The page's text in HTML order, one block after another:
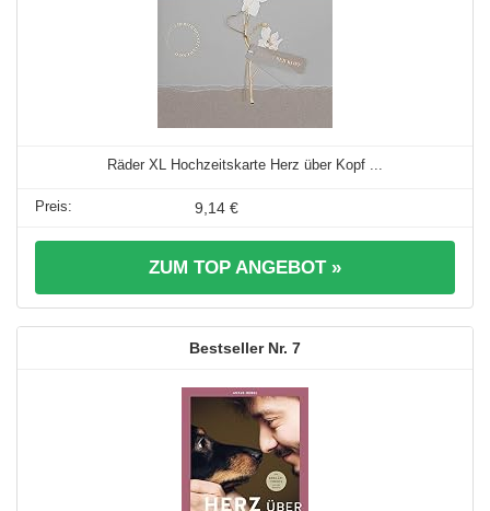
Räder XL Hochzeitskarte Herz über Kopf ...
9,14 €
ZUM TOP ANGEBOT »
7